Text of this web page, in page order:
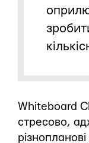
Whiteboard
стресово,